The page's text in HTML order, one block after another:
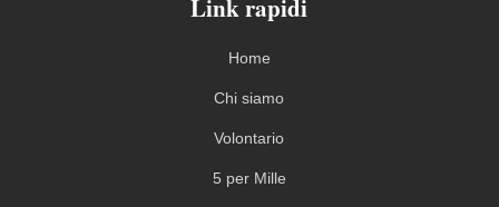
Link rapidi
Home
Chi siamo
Volontario
5 per Mille